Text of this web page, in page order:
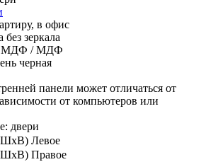
в офис
без зеркала
МДФ / МДФ
черная
панели может отличаться от
от компьютеров или
двери
Левое
Правое